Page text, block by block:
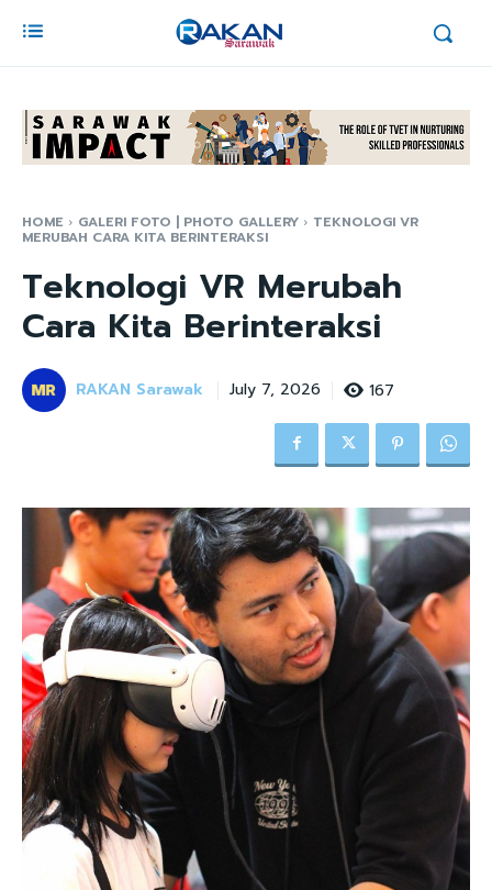
HOME GALERI FOTO | PHOTO GALLERY TEKNOLOGI VR
MERUBAH CARA KITA BERINTERAKSI
Teknologi VR Merubah
Cara Kita Berinteraksi
RAKAN Sarawak July 7, 2026 167